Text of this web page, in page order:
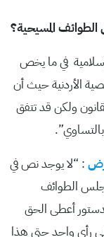
المسيحية؟
في ما يخص
الأردنية حيث أن
ولكن قد تتفق
: “لا يوجد نص في
الطوائف
أعطى الحق
رأي واحد حتى هذا